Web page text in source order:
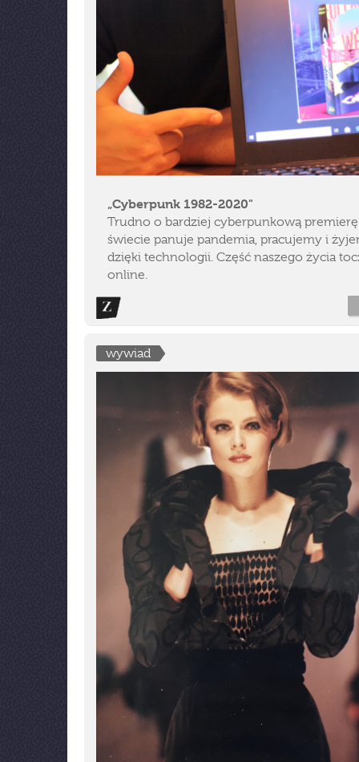
„Cyberpunk 1982-2020"
Trudno o bardziej cyberpunkową
świecie panuje pandemia, pracujemy i
dzięki technologii. Część naszego życia
online.
wywiad